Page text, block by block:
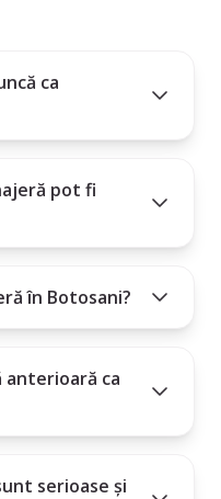
ca
pot fi
în Botosani?
anterioară ca
serioase și